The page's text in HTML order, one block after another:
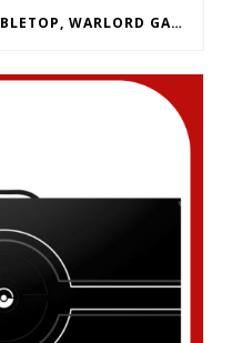
MLEM DIE ASTROKATZEN, TABLETOP, WARLORD GAMES, BOLT ACTION, BLACK POWDER, DICE, ARKHAM HORROR, CATAN, DRACHENHÜTER, NUNATAK, KARAK, SLEEVES